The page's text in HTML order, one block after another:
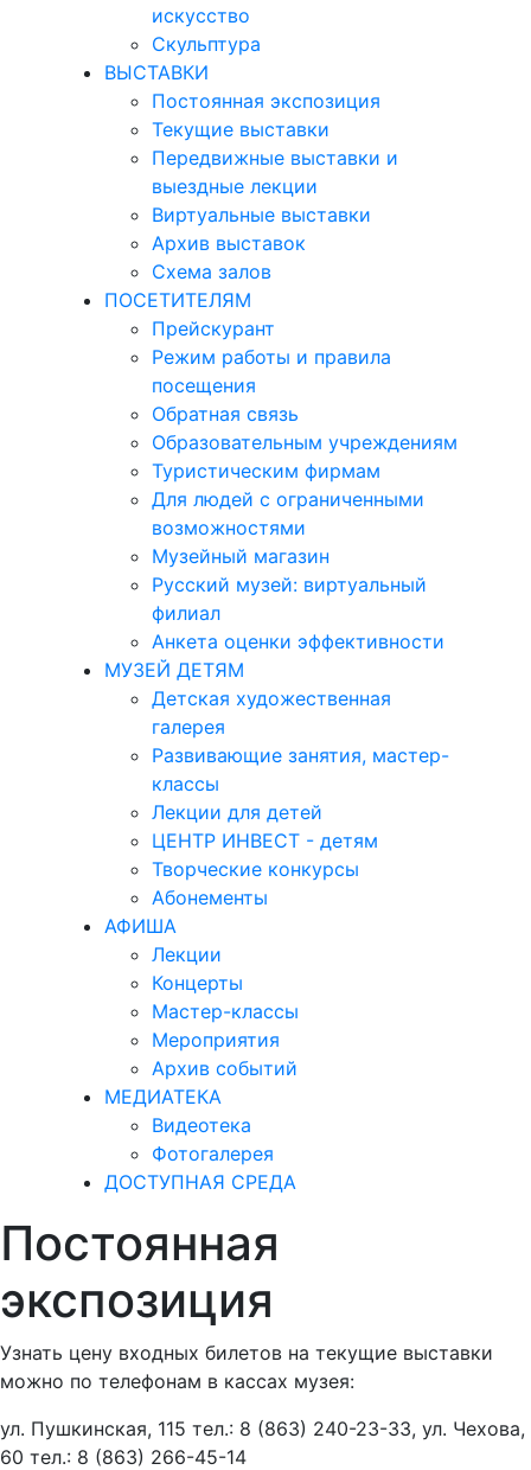
искусство
Скульптура
ВЫСТАВКИ
Постоянная экспозиция
Текущие выставки
Передвижные выставки и
выездные лекции
Виртуальные выставки
Архив выставок
Схема залов
ПОСЕТИТЕЛЯМ
Прейскурант
Режим работы и правила
посещения
Обратная связь
Образовательным учреждениям
Туристическим фирмам
Для людей с ограниченными
возможностями
Музейный магазин
Русский музей: виртуальный
филиал
Анкета оценки эффективности
МУЗЕЙ ДЕТЯМ
Детская художественная
галерея
Развивающие занятия, мастер-
классы
Лекции для детей
ЦЕНТР ИНВЕСТ - детям
Творческие конкурсы
Абонементы
АФИША
Лекции
Концерты
Мастер-классы
Мероприятия
Архив событий
МЕДИАТЕКА
Видеотека
Фотогалерея
ДОСТУПНАЯ СРЕДА
Постоянная
экспозиция
Узнать цену входных билетов на текущие выставки
можно по телефонам в кассах музея:
ул. Пушкинская, 115 тел.: 8 (863) 240-23-33, ул. Чехова,
60 тел.: 8 (863) 266-45-14